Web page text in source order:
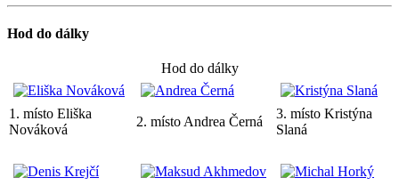
Hod do dálky
Hod do dálky
1. místo Eliška
Nováková
2. místo Andrea Černá
3. místo Kristýna
Slaná